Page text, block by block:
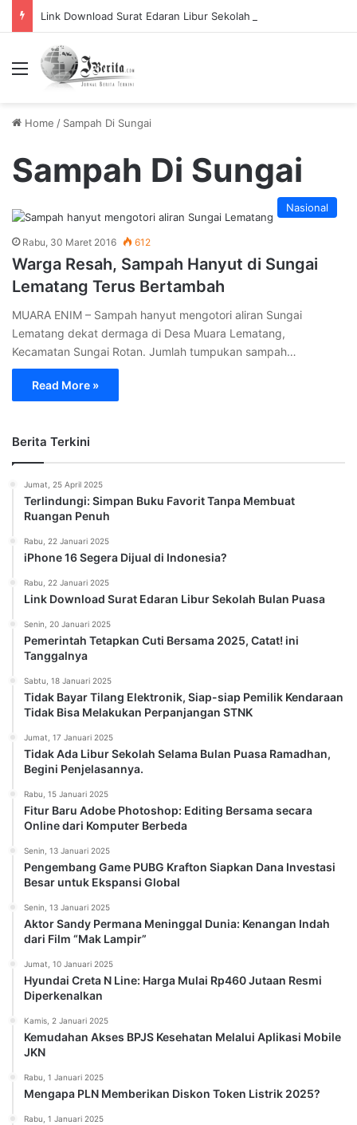
Link Download Surat Edaran Libur Sekolah Bulan Puasa
Menu
Home / Sampah Di Sungai
Sampah Di Sungai
Nasional
Rabu, 30 Maret 2016 612
Warga Resah, Sampah Hanyut di Sungai
Lematang Terus Bertambah
MUARA ENIM – Sampah hanyut mengotori aliran Sungai
Lematang dekat dermaga di Desa Muara Lematang,
Kecamatan Sungai Rotan. Jumlah tumpukan sampah…
Read More »
Berita Terkini
Jumat, 25 April 2025
Terlindungi: Simpan Buku Favorit Tanpa Membuat
Ruangan Penuh
Rabu, 22 Januari 2025
iPhone 16 Segera Dijual di Indonesia?
Rabu, 22 Januari 2025
Link Download Surat Edaran Libur Sekolah Bulan Puasa
Senin, 20 Januari 2025
Pemerintah Tetapkan Cuti Bersama 2025, Catat! ini
Tanggalnya
Sabtu, 18 Januari 2025
Tidak Bayar Tilang Elektronik, Siap-siap Pemilik Kendaraan
Tidak Bisa Melakukan Perpanjangan STNK
Jumat, 17 Januari 2025
Tidak Ada Libur Sekolah Selama Bulan Puasa Ramadhan,
Begini Penjelasannya.
Rabu, 15 Januari 2025
Fitur Baru Adobe Photoshop: Editing Bersama secara
Online dari Komputer Berbeda
Senin, 13 Januari 2025
Pengembang Game PUBG Krafton Siapkan Dana Investasi
Besar untuk Ekspansi Global
Senin, 13 Januari 2025
Aktor Sandy Permana Meninggal Dunia: Kenangan Indah
dari Film “Mak Lampir”
Jumat, 10 Januari 2025
Hyundai Creta N Line: Harga Mulai Rp460 Jutaan Resmi
Diperkenalkan
Kamis, 2 Januari 2025
Kemudahan Akses BPJS Kesehatan Melalui Aplikasi Mobile
JKN
Rabu, 1 Januari 2025
Mengapa PLN Memberikan Diskon Token Listrik 2025?
Rabu, 1 Januari 2025